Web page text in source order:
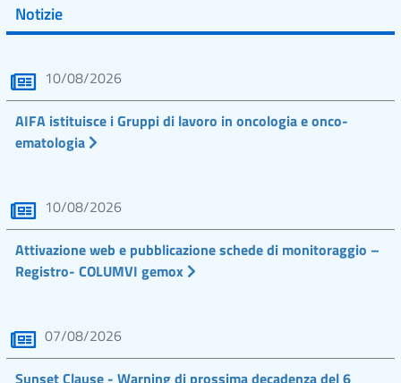
Notizie
10/08/2026
AIFA istituisce i Gruppi di lavoro in oncologia e onco-
ematologia
10/08/2026
Attivazione web e pubblicazione schede di monitoraggio –
Registro- COLUMVI gemox
07/08/2026